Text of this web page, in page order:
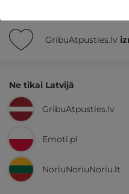
GribuAtpusties.lv
Ne tikai Latvijā
GribuAtpusties.lv
Emoti.pl
NoriuNoriuNoriu.lt